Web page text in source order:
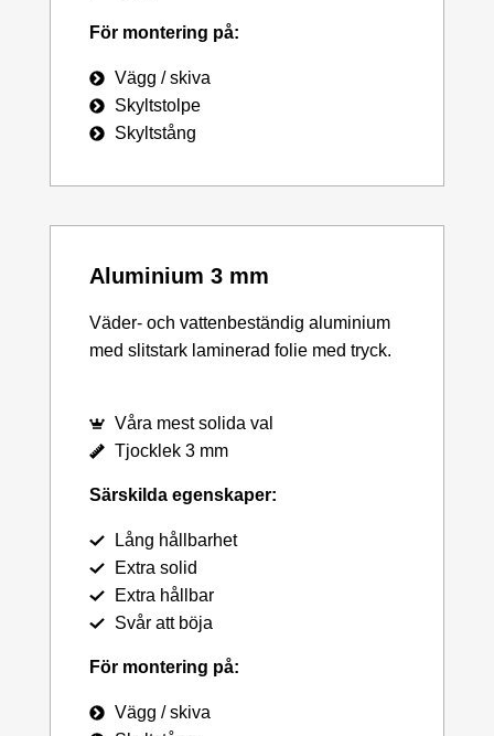
För montering på:
Vägg / skiva
Skyltstolpe
Skyltstång
Aluminium 3 mm
Väder- och vattenbeständig aluminium
med slitstark laminerad folie med tryck.
Våra mest solida val
Tjocklek 3 mm
Särskilda egenskaper:
Lång hållbarhet
Extra solid
Extra hållbar
Svår att böja
För montering på:
Vägg / skiva